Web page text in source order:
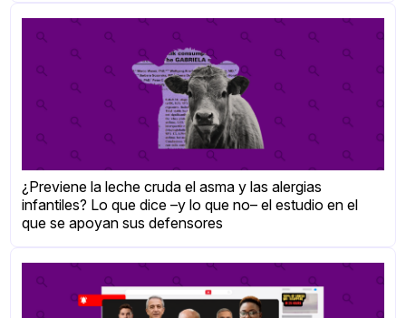
¿Previene la leche cruda el asma y las alergias
infantiles? Lo que dice –y lo que no– el estudio en el
que se apoyan sus defensores